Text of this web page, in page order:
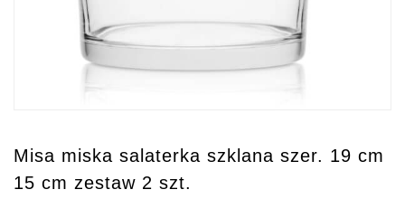
Misa miska salaterka szklana szer. 19 cm
15 cm zestaw 2 szt.